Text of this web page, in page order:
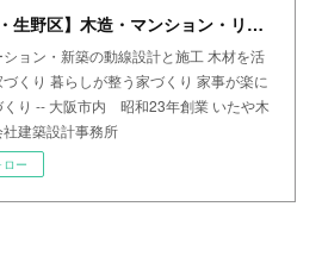
【桃谷・生野区】木造・マンション・リノベーション・リフォーム専門｜いたや木材有限会社 建築設計事務所
ション・新築の動線設計と施工 木材を活
くり 暮らしが整う家づくり 家事が楽に
くり -- 大阪市内 昭和23年創業 いたや木
建築設計事務所
ロー